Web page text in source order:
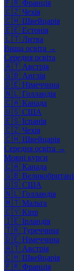
🇫🇷 Франція
🇨🇿 Чехія
🇨🇭 Швейцарія
🇪🇪 Естонія
🇱🇹 Литва
Вища освіта →
Середня освіта
🇦🇹 Австрія
🇬🇧 Англія
🇩🇪 Німеччина
🇳🇱 Голландія
🇨🇦 Канада
🇺🇸 США
🇪🇸 Іспанія
🇨🇿 Чехія
🇨🇭 Швейцарія
Середня освіта →
Мовні курси
🇨🇦 Канада
🇬🇧
🇺🇸 США
🇳🇱 Голландія
🇲🇹 Мальта
🇨🇾 Кіпр
🇮🇪 Ірландія
🇹🇷 Туреччина
🇩🇪 Німеччина
🇦🇹 Австрія
🇨🇭 Швейцарія
🇫🇷 Франція